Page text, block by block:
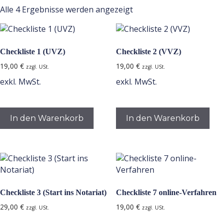
p
i
g
e
Alle 4 Ergebnisse werden angezeigt
Checkliste 1 (UVZ)
19,00 € zzgl. USt.
exkl. MwSt.
In den Warenkorb
Checkliste 2 (VVZ)
19,00 € zzgl. USt.
exkl. MwSt.
In den Warenkorb
Checkliste 3 (Start ins Notariat)
29,00 € zzgl. USt.
Checkliste 7 online-Verfahren
19,00 € zzgl. USt.